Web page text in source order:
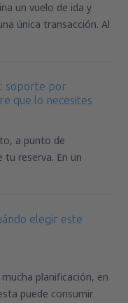
un vuelo de ida y
única transacción. Al
soporte por
que lo necesites
a punto de
tu reserva. En un
elegir este
planificación, en
puede consumir